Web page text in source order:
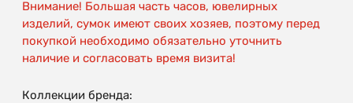
Внимание! Большая часть часов, ювелирных
изделий, сумок имеют своих хозяев, поэтому перед
покупкой необходимо обязательно уточнить
наличие и согласовать время визита!
Коллекции бренда: